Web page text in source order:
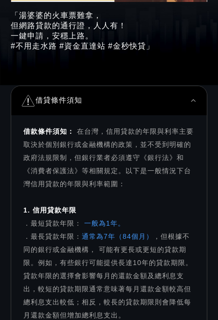
「湯婆婆的火車票難拿，
但網路貸款的通行證，人人有！
一鍵申請，安穩上路。
#不用走水路 #資金直達站 #金秒快貸」
借貸條件須知
借款條件須知：在台灣，信用貸款的年限與利率主要
取決於個別銀行或金融機構的政策，並不受到明確的
政府法規限制，但銀行業者必須遵守《銀行法》和
《消費者保護法》等相關規定。以下是一般情況下台
灣信用貸款的年限與利率範圍：
1. 信用貸款年限
．最短貸款年限：
一般為1年。
．最長貸款年限：通常為7年（84個月）
，但根據不
同的銀行或金融機構， 可能有更長或更短的貸款期
限。例如，有些銀行可能提供長達10年的貸款期限。
貸款年限的選擇會影響每月的還款金額及總利息支
出，較短的貸款期限通常意味著每月還款金額較高但
總利息支出較低；相反，較長的貸款期限則會降低每
月還款金額但增加總利息支出。